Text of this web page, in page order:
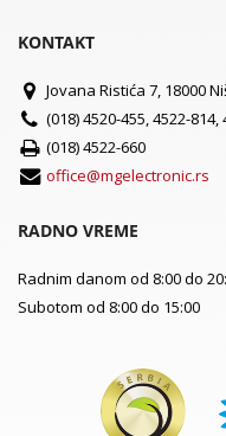
KONTAKT
Jovana Ristića 7, 18000
(018) 4520-455, 4522-814,
(018) 4522-660
office@mgelectronic.rs
RADNO VREME
Radnim danom od 8:00 do
Subotom od 8:00 do 15:00